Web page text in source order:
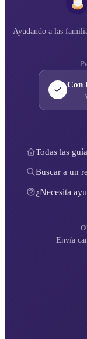
Ayudando a las
Con
Todas las
Buscar a un
¿Necesita
Envía